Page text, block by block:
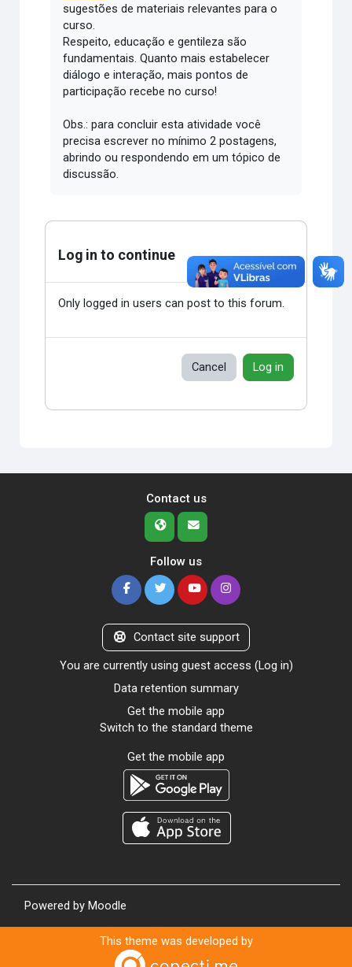
sugestões de materiais relevantes para o
curso.
Respeito, educação e gentileza são
fundamentais.Quanto mais estabelecer
diálogo e interação, mais pontos de
participação recebe no curso!
Obs.: para concluir esta atividade você
precisa escrever no mínimo 2 postagens,
abrindo ou respondendo em um tópico de
discussão.
Log in to continue
Only logged in users can post to this forum.
Cancel Log in
Contact us
Follow us
Contact site support
You are currently using guest access (Log in)
Data retention summary
Get the mobile app
Switch to the standard theme
Get the mobile app
Powered by Moodle
This theme was developed by